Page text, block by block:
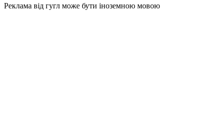
Pеклама від гугл може бути іноземною мовою